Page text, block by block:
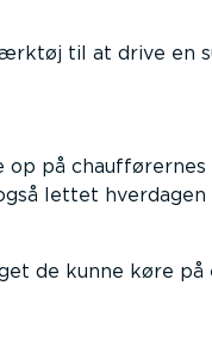
til at drive en
på chaufførernes
lettet
de kunne køre på